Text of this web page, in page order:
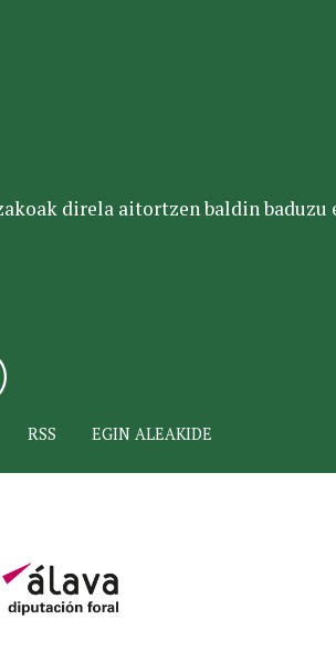
direla aitortzen baldin baduzu
RSS EGIN ALEAKIDE